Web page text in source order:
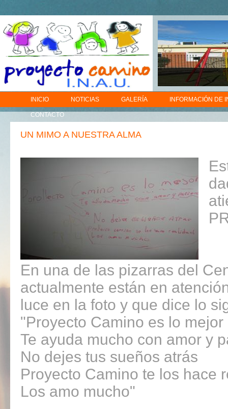
INICIO NOTICIAS GALERÍA INFORMACIÓN DE
CONTACTO
UN MIMO A NUESTRA ALMA
En una de las pizarras del
actualmente están en
luce en la foto y que dice lo
"Proyecto Camino es lo mejor
Te ayuda mucho con amor y
No dejes tus sueños atrás
Proyecto Camino te los hace
Los amo mucho"